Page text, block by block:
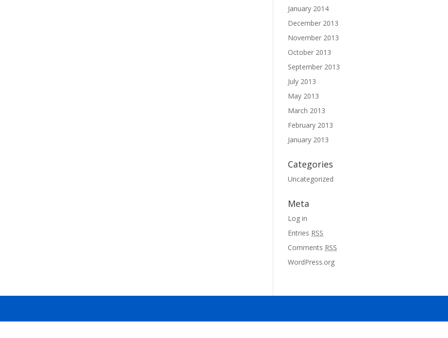
January 2014
December 2013
November 2013
October 2013
September 2013
July 2013
May 2013
March 2013
February 2013
January 2013
Categories
Uncategorized
Meta
Log in
Entries RSS
Comments RSS
WordPress.org